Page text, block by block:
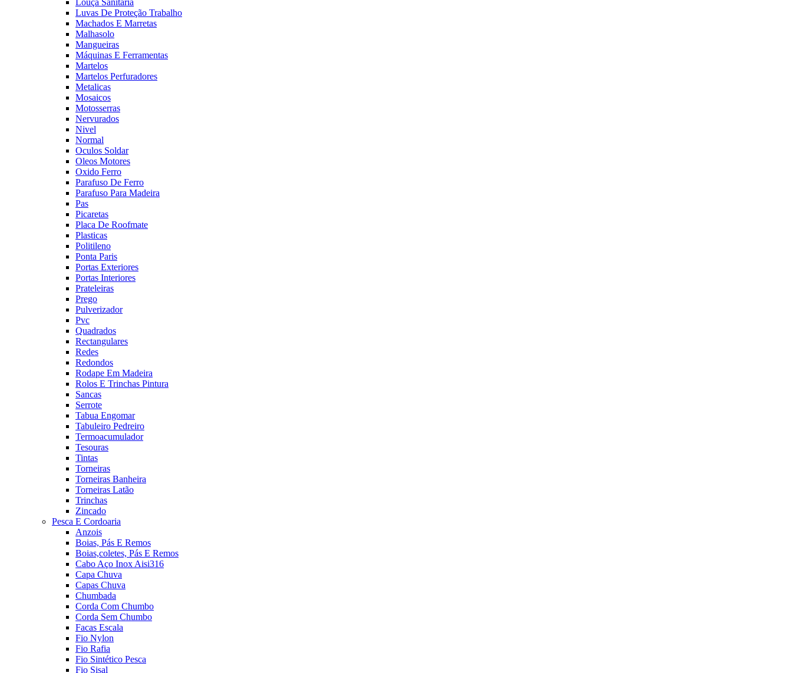
Louça Sanitaria
Luvas De Proteção Trabalho
Machados E Marretas
Malhasolo
Mangueiras
Máquinas E Ferramentas
Martelos
Martelos Perfuradores
Metalicas
Mosaicos
Motosserras
Nervurados
Nivel
Normal
Oculos Soldar
Oleos Motores
Oxido Ferro
Parafuso De Ferro
Parafuso Para Madeira
Pas
Picaretas
Placa De Roofmate
Plasticas
Politileno
Ponta Paris
Portas Exteriores
Portas Interiores
Prateleiras
Prego
Pulverizador
Pvc
Quadrados
Rectangulares
Redes
Redondos
Rodape Em Madeira
Rolos E Trinchas Pintura
Sancas
Serrote
Tabua Engomar
Tabuleiro Pedreiro
Termoacumulador
Tesouras
Tintas
Torneiras
Torneiras Banheira
Torneiras Latão
Trinchas
Zincado
Pesca E Cordoaria
Anzois
Boias, Pás E Remos
Boias,coletes, Pás E Remos
Cabo Aço Inox Aisi316
Capa Chuva
Capas Chuva
Chumbada
Corda Com Chumbo
Corda Sem Chumbo
Facas Escala
Fio Nylon
Fio Rafia
Fio Sintético Pesca
Fio Sisal